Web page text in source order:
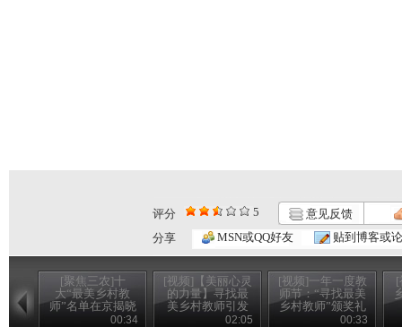
评分 5
意见反馈
分享
MSN或QQ好友 贴到博客或
[聚焦三农]十
大“最美乡村教
师”名单在京揭晓
(20120910)00:34
[视频]【美丽心灵
的力量】寻找最
美乡村教师引发
强烈社会反响
02:05
[视频]一年一度教
师节：“寻找最美
乡村教师”颁奖礼
00:33
[